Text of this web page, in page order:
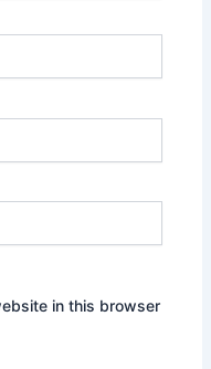
in this browser